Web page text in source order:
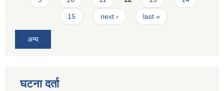
15 next › last »
अन्य
घटना दर्ता